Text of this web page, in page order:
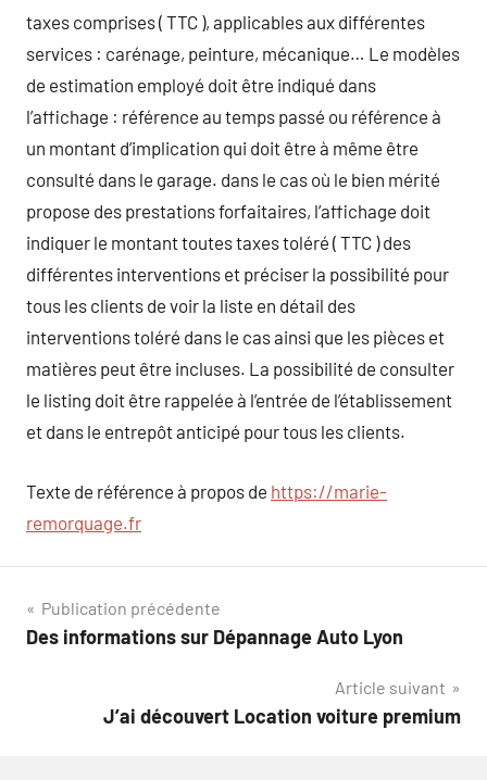
taxes comprises ( TTC ), applicables aux différentes
services : carénage, peinture, mécanique… Le modèles
de estimation employé doit être indiqué dans
l’affichage : référence au temps passé ou référence à
un montant d’implication qui doit être à même être
consulté dans le garage. dans le cas où le bien mérité
propose des prestations forfaitaires, l’affichage doit
indiquer le montant toutes taxes toléré ( TTC ) des
différentes interventions et préciser la possibilité pour
tous les clients de voir la liste en détail des
interventions toléré dans le cas ainsi que les pièces et
matières peut être incluses. La possibilité de consulter
le listing doit être rappelée à l’entrée de l’établissement
et dans le entrepôt anticipé pour tous les clients.
Texte de référence à propos de https://marie-
remorquage.fr
Navigation
de
Publication précédente
Des informations sur Dépannage Auto Lyon
Article suivant
J’ai découvert Location voiture premium